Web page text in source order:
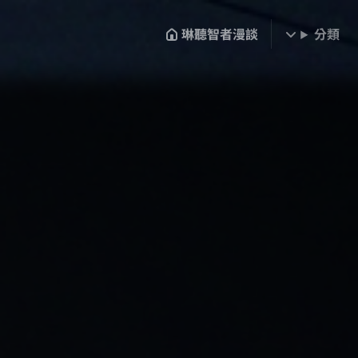
琳聽智者漫談 分類